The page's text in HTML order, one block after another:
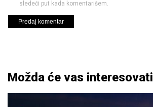
sledeći put kada komentarišem.
Možda će vas interesovati